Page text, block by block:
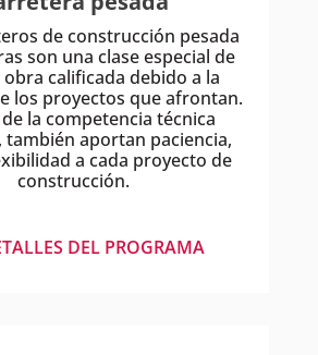
de construcción pesada
son una clase especial de
calificada debido a la
los proyectos que afrontan.
la competencia técnica
también aportan paciencia,
a cada proyecto de
construcción.
DEL PROGRAMA